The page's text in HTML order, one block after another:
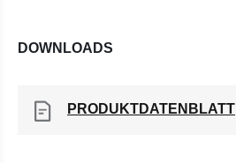
DOWNLOADS
PRODUKTDATENBLATT